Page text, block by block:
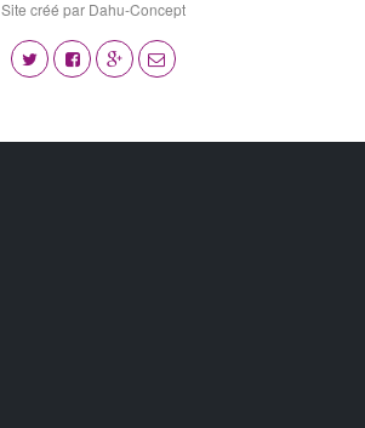
Site créé par Dahu-Concept